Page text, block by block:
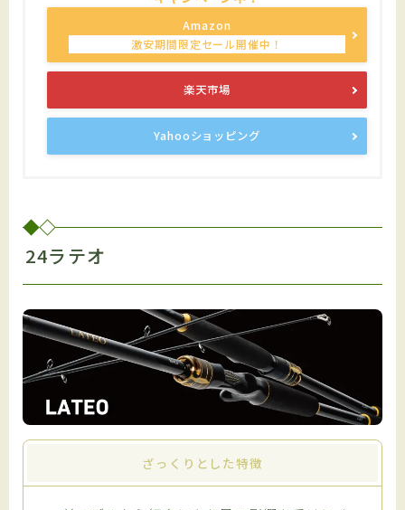
Amazon
楽天市場
Yahooショッピング
24ラテオ
ざっくりとした特徴